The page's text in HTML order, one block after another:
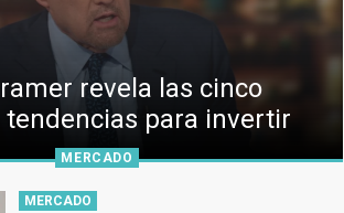
MERCADO
revela las cinco
tendencias para invertir
MERCADO